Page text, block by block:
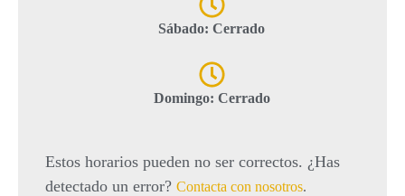
Sábado: Cerrado
Domingo: Cerrado
Estos horarios pueden no ser correctos. ¿Has
detectado un error? Contacta con nosotros.